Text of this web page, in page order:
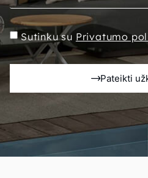
Sutinku su Privatumo
Pateikti